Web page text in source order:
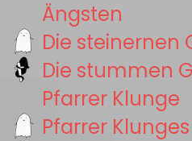
Ängsten
Die steinernen
Die stummen
Pfarrer Klunge
Pfarrer